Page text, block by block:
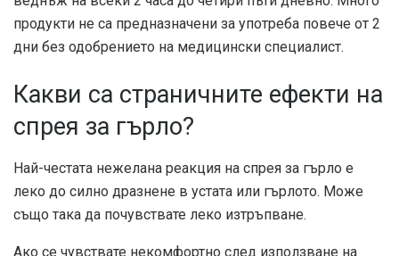
продукти не са предназначени за употреба повече от 2
дни без одобрението на медицински специалист.
Какви са страничните ефекти на
спрея за гърло?
Най-честата нежелана реакция на спрея за гърло е
леко до силно дразнене в устата или гърлото. Може
също така да почувствате леко изтръпване.
Ако се чувствате некомфортно след използване на